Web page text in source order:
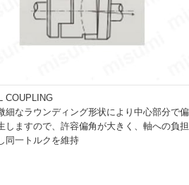
COUPLING
細なラウンディング形状により中心部分で偏
しますので、許容偏角が大きく、軸への負担
同一トルクを維持